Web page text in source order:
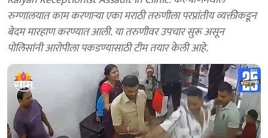
रुग्णालयात काम करणाऱ्या एका मराठी तरुणीला परप्रांतीय व्यक्तीकडून
बेदम मारहाण करण्यात आली. या तरुणीवर उपचार सुरू असून
पोलिसांनी आरोपीला पकडण्यासाठी टीम तयार केली आहे.